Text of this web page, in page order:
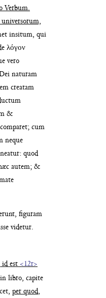
Verbum.
insitum, qui
λόγον
vero
naturam
creatam
&
cum
neque
quod
autem; &
figuram
videtur.
id est <12r>
libro, capite
per quod,